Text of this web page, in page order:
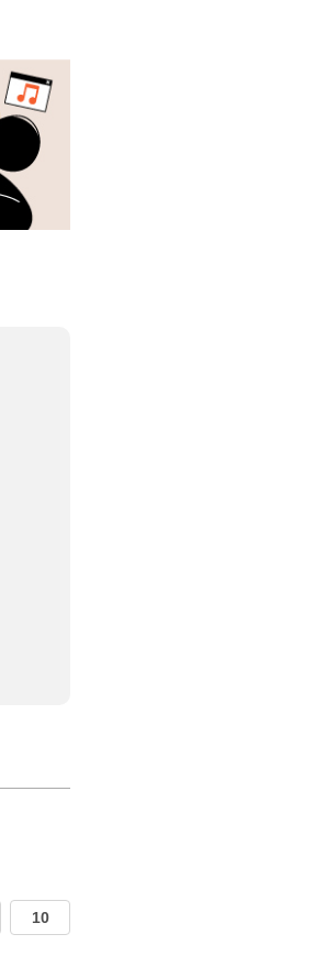
10